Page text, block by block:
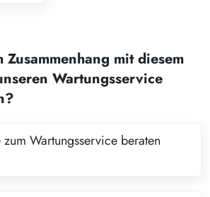
mit diesem
Wartungsservice
Wartungsservice beraten